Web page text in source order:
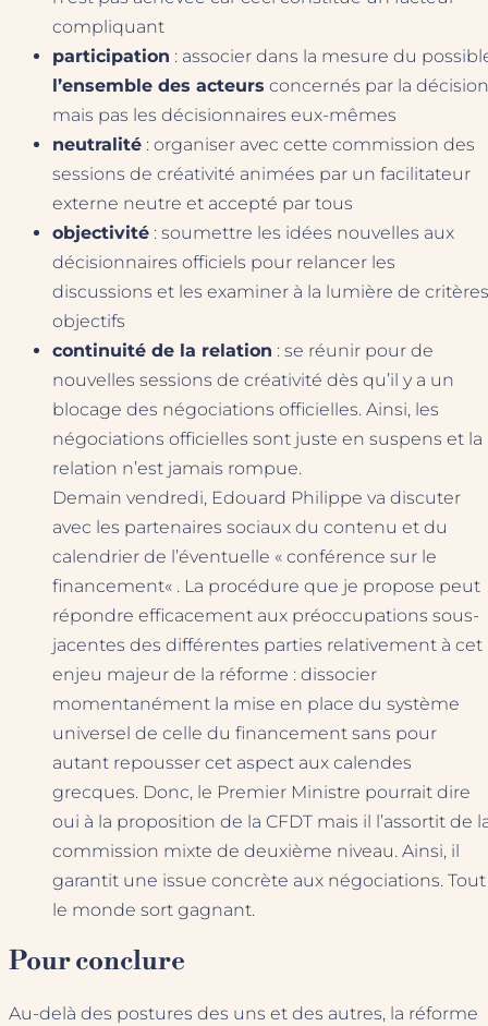
compliquant
participation : associer dans la mesure du
l’ensemble des acteurs concernés par la décision
mais pas les décisionnaires eux-mêmes
neutralité : organiser avec cette commission des
sessions de créativité animées par un facilitateur
externe neutre et accepté par tous
objectivité : soumettre les idées nouvelles aux
décisionnaires officiels pour relancer les
discussions et les examiner à la lumière de critères
objectifs
continuité de la relation : se réunir pour de
nouvelles sessions de créativité dès qu’il y a un
blocage des négociations officielles. Ainsi, les
négociations officielles sont juste en suspens et la
relation n’est jamais rompue.
Demain vendredi, Edouard Philippe va discuter
avec les partenaires sociaux du contenu et du
calendrier de l’éventuelle « conférence sur le
financement« . La procédure que je propose peut
répondre efficacement aux préoccupations sous-
jacentes des différentes parties relativement à cet
enjeu majeur de la réforme : dissocier
momentanément la mise en place du système
universel de celle du financement sans pour
autant repousser cet aspect aux calendes
grecques. Donc, le Premier Ministre pourrait dire
oui à la proposition de la CFDT mais il l’assortit de
commission mixte de deuxième niveau. Ainsi, il
garantit une issue concrète aux négociations. Tout
le monde sort gagnant.
Pour conclure
Au-delà des postures des uns et des autres, la réforme